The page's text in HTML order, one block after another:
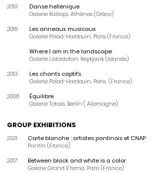
2019
2016
2013
2008
Danse hellénique
Galerie Kalliopi, Athènes (Grèce)
Les anneaux musicaux
Galerie Polad-Hardouin, Paris (France)
Where I am in the landscape
Galerie Listastofan, Reykjavik (Islande)
Les chants captifs
Galerie Polad-Hardouin, Paris (France)
Équilibre
Galerie Totale, Berlin ( Allemagne)
GROUP EXHIBITIONS
Carte blanche : artistes pantinois et CNAP
Pantin (France)
Between black and white is a color
Galerie Grand E’terna, Paris (France)
2021
2017